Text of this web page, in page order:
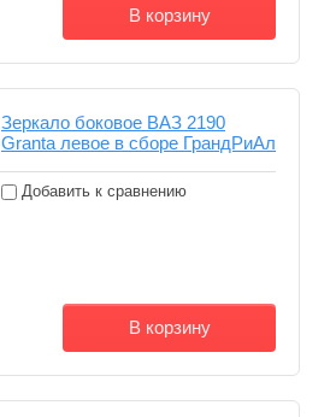
В корзину
Зеркало боковое ВАЗ 2190
Granta левое в сборе ГрандРиАл
Добавить к сравнению
В корзину